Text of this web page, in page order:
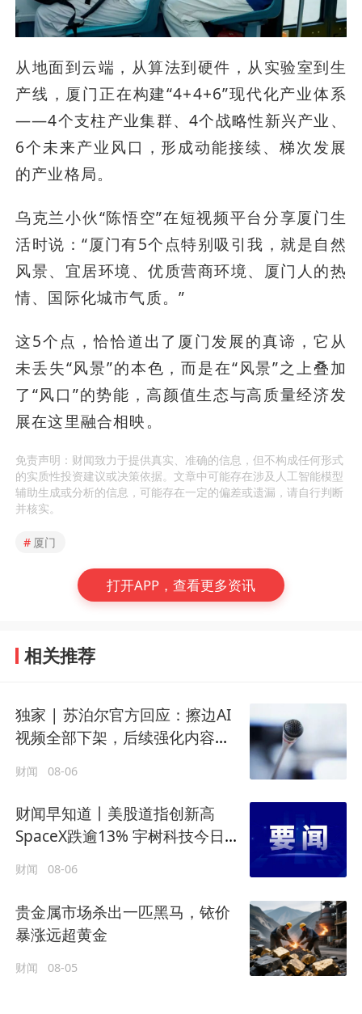
从地面到云端，从算法到硬件，从实验室到生
产线，厦门正在构建“4+4+6”现代化产业体系
——4个支柱产业集群、4个战略性新兴产业、
6个未来产业风口，形成动能接续、梯次发展
的产业格局。
乌克兰小伙“陈悟空”在短视频平台分享厦门生
活时说：“厦门有5个点特别吸引我，就是自然
风景、宜居环境、优质营商环境、厦门人的热
情、国际化城市气质。”
这5个点，恰恰道出了厦门发展的真谛，它从
未丢失“风景”的本色，而是在“风景”之上叠加
了“风口”的势能，高颜值生态与高质量经济发
展在这里融合相映。
免责声明：财闻致力于提供真实、准确的信息，但不构成任何形式
的实质性投资建议或决策依据。文章中可能存在涉及人工智能模型
辅助生成或分析的信息，可能存在一定的偏差或遗漏，请自行判断
并核实。
# 厦门
打开APP，查看更多资讯
相关推荐
独家 | 苏泊尔官方回应：擦边AI
视频全部下架，后续强化内容审
财闻 08-06
财闻早知道丨美股道指创新高
SpaceX跌逾13% 宇树科技今日确
财闻 08-06
贵金属市场杀出一匹黑马，铱价
暴涨远超黄金
财闻 08-05